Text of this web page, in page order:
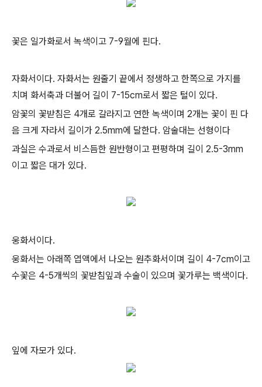
꽃은 일가화로서 녹색이고 7-9월에 핀다.
자화서이다. 자화서는 원줄기 끝에서 정생하고 한쪽으로 가지를
치며 화서축과 더불어 길이 7-15cm로서 짧은 털이 있다.
암꽃의 꽃받침은 4개로 갈라지고 연한 녹색이며 2개는 꽃이 핀 다
음 크게 자라서 길이가 2.5mm에 달한다. 암술대는 선형이다
과실은 수과로서 비스듬한 원반형이고 편평하며 길이 2.5-3mm
이고 짧은 대가 있다.
웅화서이다.
웅화서는 아래쪽 엽액에서 나오는 원추화서이며 길이 4-7cm이고
수꽃은 4-5개씩의 꽃받침잎과 수술이 있으며 꽃가루는 백색이다.
잎에 자모가 있다.